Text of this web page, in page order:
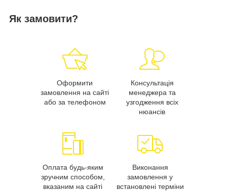
Як замовити?
Оформити
замовлення на сайті
або за телефоном
Консультація
менеджера та
узгодження всіх
нюансів
Оплата будь-яким
зручним способом,
вказаним на сайті
Виконання
замовлення у
встановлені терміни